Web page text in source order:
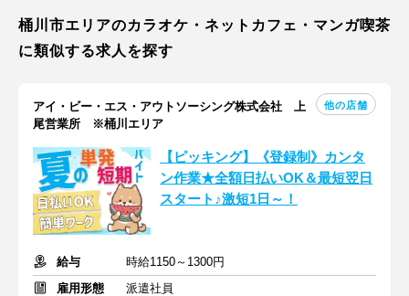
桶川市エリアのカラオケ・ネットカフェ・マンガ喫茶
に類似する求人を探す
アイ・ビー・エス・アウトソーシング株式会社 上
尾営業所 ※桶川エリア
他の店舗
【ピッキング】《登録制》カンタ
ン作業★全額日払いOK＆最短翌日
スタート♪激短1日～！
給与
時給1150～1300円
雇用形態
派遣社員